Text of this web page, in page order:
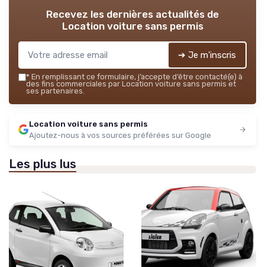
Recevez les dernières actualités de
Location voiture sans permis
➔ Je m'inscris
* En remplissant ce formulaire, j’accepte d’être contacté(e) à
des fins commerciales par Location voiture sans permis et
ses partenaires.
Location voiture sans permis
Ajoutez-nous à vos sources préférées sur Google
Les plus lus